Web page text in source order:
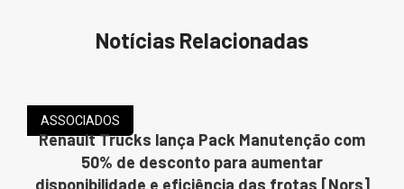
Notícias Relacionadas
ASSOCIADOS
Renault Trucks lança Pack Manutenção com
50% de desconto para aumentar
disponibilidade e eficiência das frotas [Nors]